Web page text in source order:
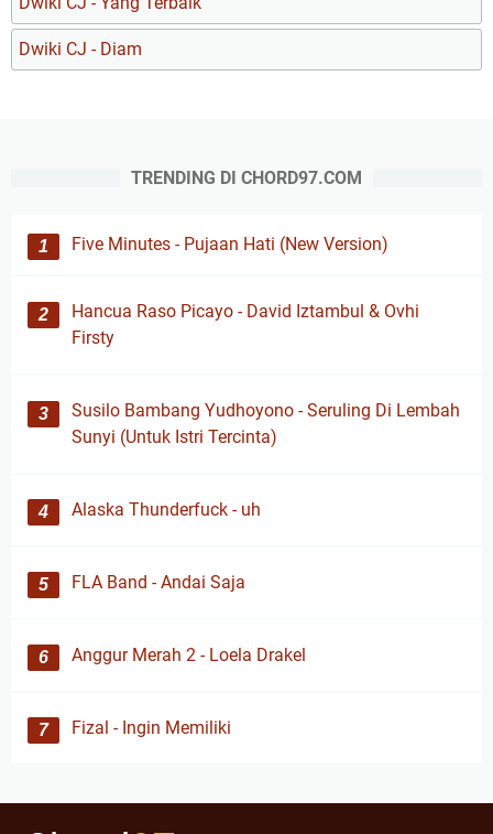
Dwiki CJ - Diam
TRENDING DI CHORD97.COM
Five Minutes - Pujaan Hati (New Version)
Hancua Raso Picayo - David Iztambul & Ovhi
Firsty
Susilo Bambang Yudhoyono - Seruling Di Lembah
Sunyi (Untuk Istri Tercinta)
Alaska Thunderfuck - uh
FLA Band - Andai Saja
Anggur Merah 2 - Loela Drakel
Fizal - Ingin Memiliki